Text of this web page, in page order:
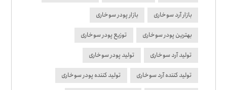
بازار آرد سوخاری بازار پودر سوخاری
بهترین پودر سوخاری توزیع پودر سوخاری
تولید آرد سوخاری تولید پودر سوخاری
تولید کننده آرد سوخاری تولید کننده پودر سوخاری